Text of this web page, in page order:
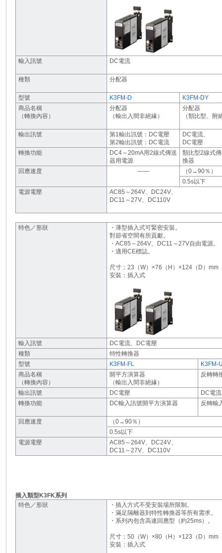
輸入訊號 DC電流
種類 分配器
型號 K3FM-D
K3FM-DY
商品名稱
（轉換內容）
分配器
（輸出入間非絕緣）
分配器
（類比型、附
輸出訊號
第1輸出訊號：DC電壓
第2輸出訊號：DC電流
DC電流、
DC電壓
轉換功能
DC4～20mA用2線式傳送
器用電源
類比型2線式
換器
回應速度
――
（0→90％）
0.5s以下
電源電壓
AC85～264V、DC24V、
DC11～27V、DC110V
特色／形狀
・薄型插入式可緊密安裝。
對節省空間有所貢獻。
・AC85～264V、DC11～27V自由電源。
・適用CE標誌。
尺寸：23（W）×76（H）×124（D）mm
安裝：插入式
輸入訊號
DC電流、DC電壓
種類
特性轉換器
型號
K3FM-FL
K3FM-
商品名稱
（轉換內容）
開平方演算器
（輸出入間非絕緣）
反轉轉
輸出訊號 DC電壓
DC電
轉換功能
DC輸入訊號開平方演算器 反轉輸
回應速度
（0→90％）
0.5s以下
電源電壓
AC85～264V、DC24V、
DC11～27V、DC110V
插入類型K3FK系列
特色／形狀
・插入方式不受安裝場所限制。
・滿足隔離器到特性轉換器等所有需求。
・系列內包含高速回應型（約25ms）。
尺寸：50（W）×80（H）×123（D）mm
安裝：插入式